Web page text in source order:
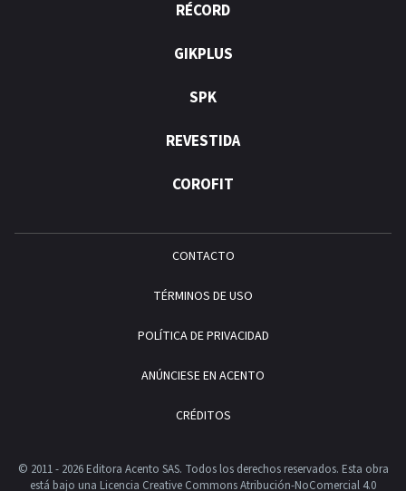
RÉCORD
GIKPLUS
SPK
REVESTIDA
COROFIT
CONTACTO
TÉRMINOS DE USO
POLÍTICA DE PRIVACIDAD
ANÚNCIESE EN ACENTO
CRÉDITOS
© 2011 - 2026 Editora Acento SAS. Todos los derechos reservados. Esta obra
está bajo una Licencia Creative Commons Atribución-NoComercial 4.0